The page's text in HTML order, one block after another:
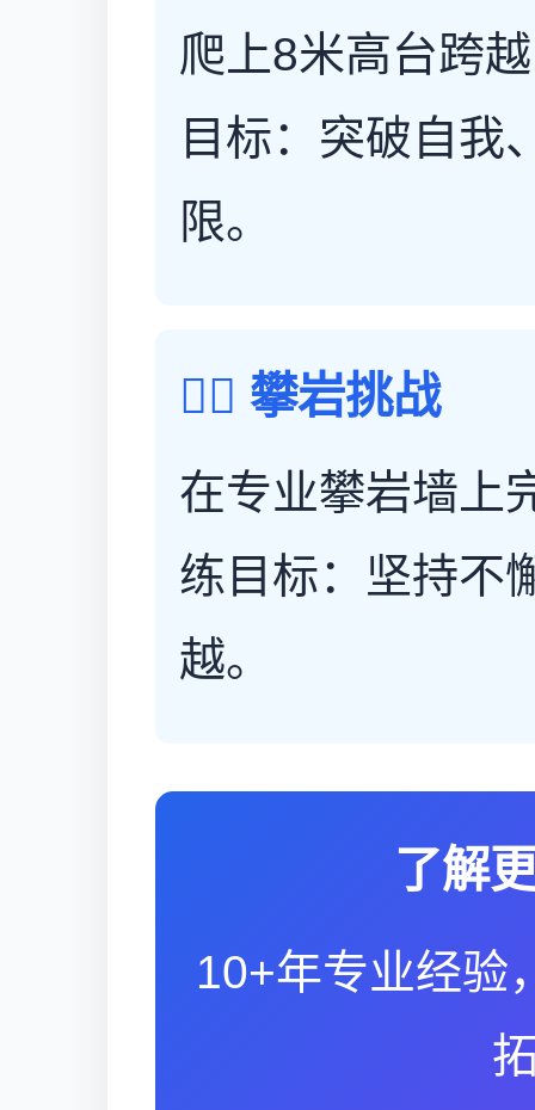
爬上8米高台跨
目标：突破自我
限。
🧗‍♀️ 攀岩挑战
在专业攀岩墙上
练目标：坚持不
越。
了解
10+年专业经验